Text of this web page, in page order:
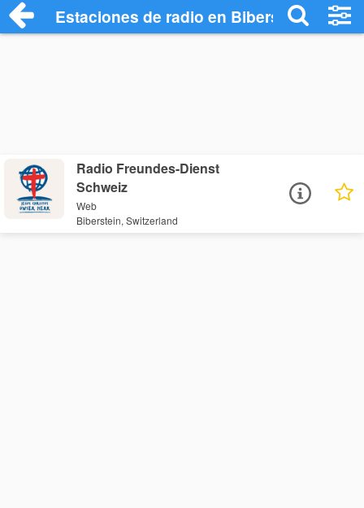
Estaciones de radio en Biberstein -
Radio Freundes-Dienst
Schweiz
Web
Biberstein, Switzerland